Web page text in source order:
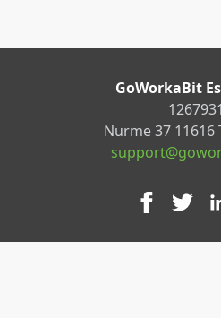
GoWorkaBit
Nurme 37 11616